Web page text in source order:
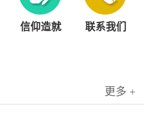
信仰造就 联系我们
更多 +